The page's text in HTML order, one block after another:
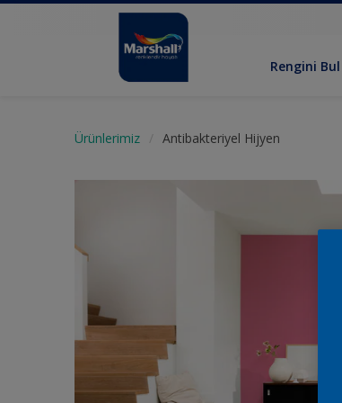
Rengini Bul
Ürünlerimiz Antibakteriyel Hijyen